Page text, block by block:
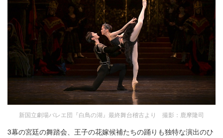
新国立劇場バレエ団『白鳥の湖』最終舞台稽古より 撮影：鹿摩隆司
3幕の宮廷の舞踏会、王子の花嫁候補たちの踊りも独特な演出のひ